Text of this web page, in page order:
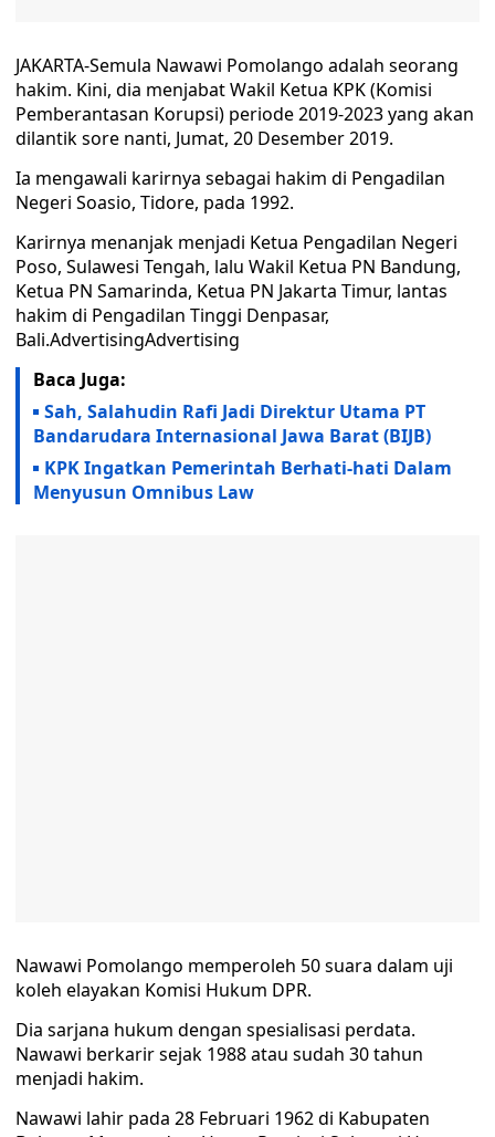
JAKARTA-Semula Nawawi Pomolango adalah seorang
hakim. Kini, dia menjabat Wakil Ketua KPK (Komisi
Pemberantasan Korupsi) periode 2019-2023 yang akan
dilantik sore nanti, Jumat, 20 Desember 2019.
Ia mengawali karirnya sebagai hakim di Pengadilan
Negeri Soasio, Tidore, pada 1992.
Karirnya menanjak menjadi Ketua Pengadilan Negeri
Poso, Sulawesi Tengah, lalu Wakil Ketua PN Bandung,
Ketua PN Samarinda, Ketua PN Jakarta Timur, lantas
hakim di Pengadilan Tinggi Denpasar,
Bali.AdvertisingAdvertising
Baca Juga:
Sah, Salahudin Rafi Jadi Direktur Utama PT
Bandarudara Internasional Jawa Barat (BIJB)
KPK Ingatkan Pemerintah Berhati-hati Dalam
Menyusun Omnibus Law
Nawawi Pomolango memperoleh 50 suara dalam uji
koleh elayakan Komisi Hukum DPR.
Dia sarjana hukum dengan spesialisasi perdata.
Nawawi berkarir sejak 1988 atau sudah 30 tahun
menjadi hakim.
Nawawi lahir pada 28 Februari 1962 di Kabupaten